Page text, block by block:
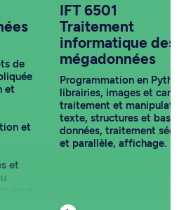
de
et
et
et
vous
IFT 6501
Traitement
informatique des
mégadonnées
Programmation en
librairies, images et
traitement et
texte, structures et
données, traitement
et parallèle, affichage.